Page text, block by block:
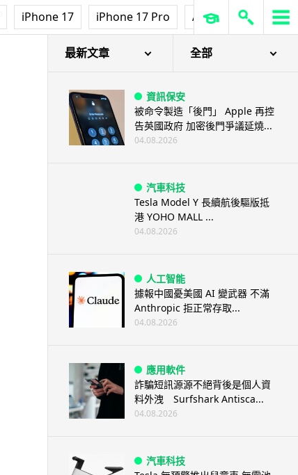
iPhone 17 iPhone 17 Pro AirPods Pro 3
最新文章 全部
資訊保安
被命令製造「後門」 Apple 再控
告英國政府 加密後門爭議延燒...
04.08.2026
汽車科技
Tesla Model Y 長續航後驅版抵
港 YOHO MALL ...
04.08.2026
人工智能
據報中國憂美國 AI 變武器 不滿
Anthropic 拒正常存取...
04.08.2026
應用軟件
詐騙短訊源源不絕背後是個人資
料外洩 Surfshark Antisca...
04.08.2026
汽車科技